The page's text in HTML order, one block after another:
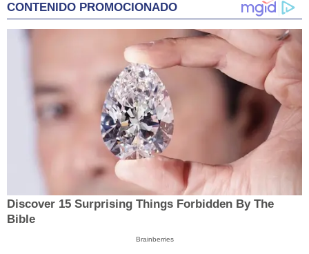
CONTENIDO PROMOCIONADO
Discover 15 Surprising Things Forbidden By The
Bible
Brainberries